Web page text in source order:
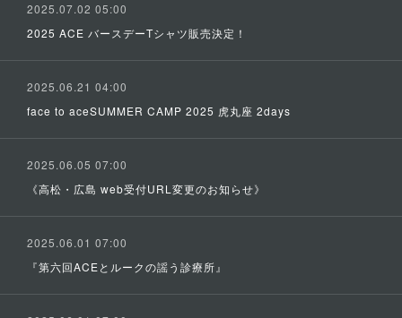
2025.07.02 05:00
2025 ACE バースデーTシャツ販売決定！
2025.06.21 04:00
face to aceSUMMER CAMP 2025 虎丸座 2days
2025.06.05 07:00
《高松・広島 web受付URL変更のお知らせ》
2025.06.01 07:00
『第六回ACEとルークの謡う診療所』